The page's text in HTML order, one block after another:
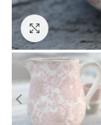
Click to